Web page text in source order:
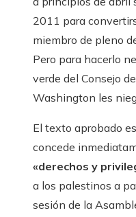
2011 para
miembro de pleno
Pero para hacerlo
verde del Consejo
Washington les
El texto aprobado
concede
«derechos y
a los palestinos a
sesión de la